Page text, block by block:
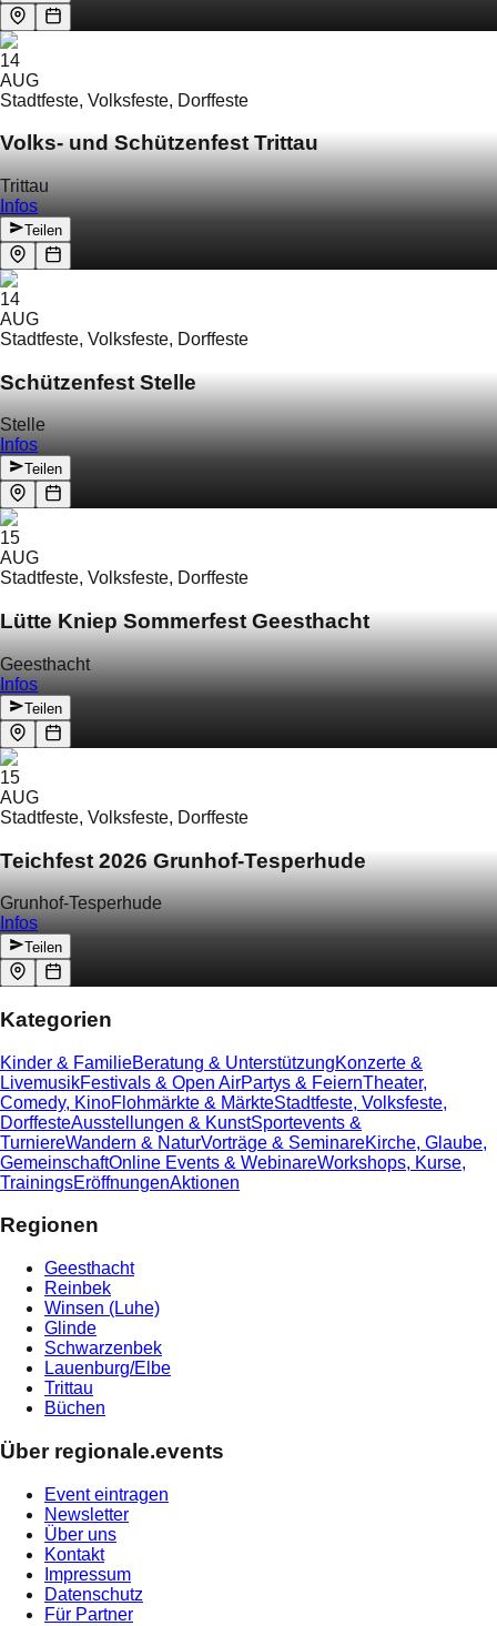
14
AUG
Stadtfeste, Volksfeste, Dorffeste
Volks- und Schützenfest Trittau
Trittau
Infos
Teilen
14
AUG
Stadtfeste, Volksfeste, Dorffeste
Schützenfest Stelle
Stelle
Infos
Teilen
15
AUG
Stadtfeste, Volksfeste, Dorffeste
Lütte Kniep Sommerfest Geesthacht
Geesthacht
Infos
Teilen
15
AUG
Stadtfeste, Volksfeste, Dorffeste
Teichfest 2026 Grunhof-Tesperhude
Grunhof-Tesperhude
Infos
Teilen
Kategorien
Kinder & FamilieBeratung & UnterstützungKonzerte &
LivemusikFestivals & Open AirPartys & FeiernTheater,
Comedy, KinoFlohmärkte & MärkteStadtfeste, Volksfeste,
DorffesteAusstellungen & KunstSportevents &
TurniereWandern & NaturVorträge & SeminareKirche, Glaube,
GemeinschaftOnline Events & WebinareWorkshops, Kurse,
TrainingsEröffnungenAktionen
Regionen
Geesthacht
Reinbek
Winsen (Luhe)
Glinde
Schwarzenbek
Lauenburg/Elbe
Trittau
Büchen
Über regionale.events
Event eintragen
Newsletter
Über uns
Kontakt
Impressum
Datenschutz
Für Partner